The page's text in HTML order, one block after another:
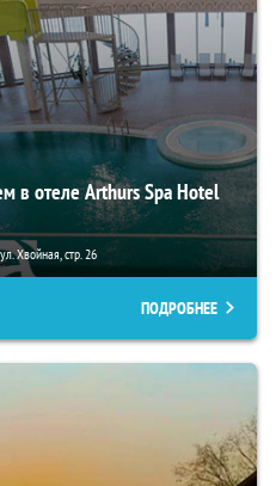
в отеле Arthurs Spa Hotel
Хвойная, стр. 26
ПОДРОБНЕЕ